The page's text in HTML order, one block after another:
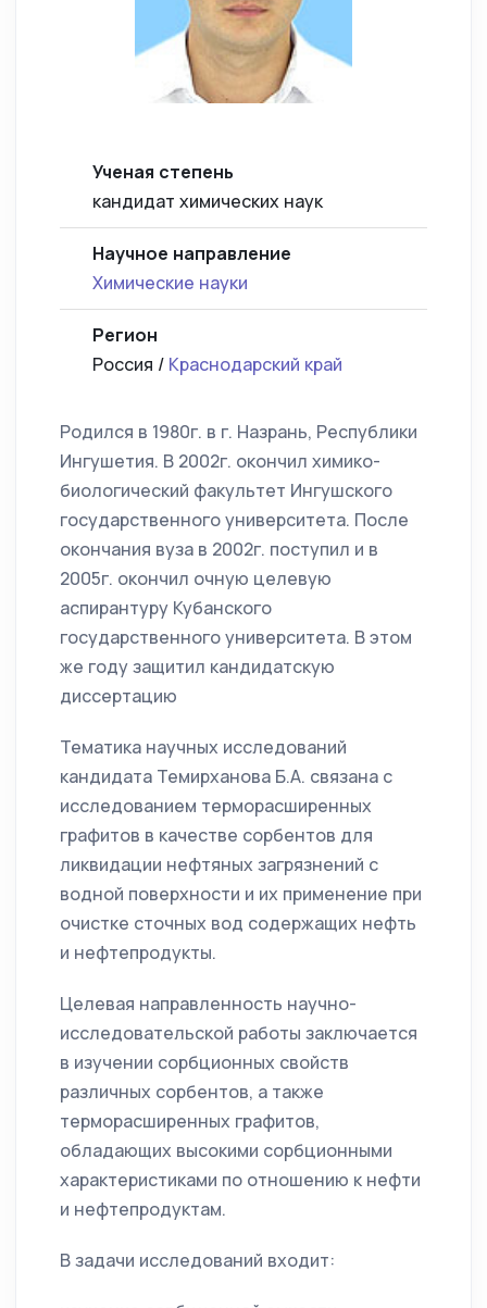
Ученая степень
кандидат химических наук
Научное направление
Химические науки
Регион
Россия / Краснодарский край
Родился в 1980г. в г. Назрань, Республики
Ингушетия. В 2002г. окончил химико-
биологический факультет Ингушского
государственного университета. После
окончания вуза в 2002г. поступил и в
2005г. окончил очную целевую
аспирантуру Кубанского
государственного университета. В этом
же году защитил кандидатскую
диссертацию
Тематика научных исследований
кандидата Темирханова Б.А. связана с
исследованием терморасширенных
графитов в качестве сорбентов для
ликвидации нефтяных загрязнений с
водной поверхности и их применение при
очистке сточных вод содержащих нефть
и нефтепродукты.
Целевая направленность научно-
исследовательской работы заключается
в изучении сорбционных свойств
различных сорбентов, а также
терморасширенных графитов,
обладающих высокими сорбционными
характеристиками по отношению к нефти
и нефтепродуктам.
В задачи исследований входит: